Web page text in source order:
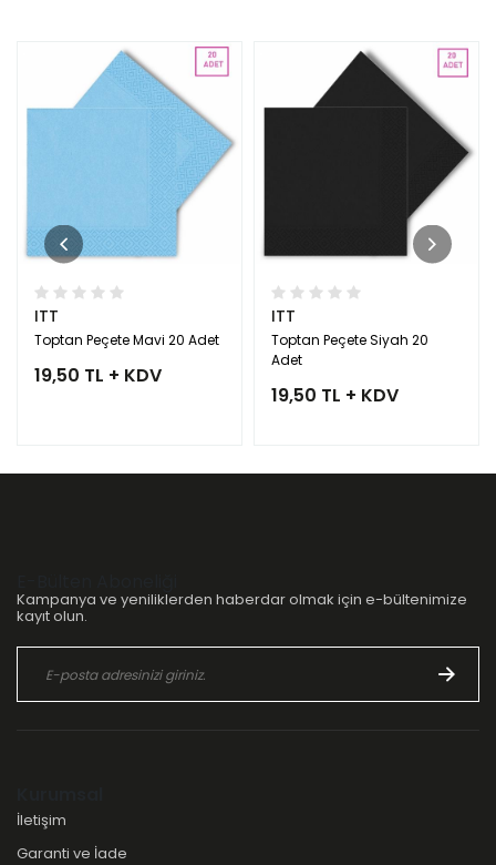
ITT
Toptan Peçete Mavi 20 Adet
19,50 TL + KDV
ITT
Toptan Peçete Siyah 20
Adet
19,50 TL + KDV
Kampanya ve yeniliklerden haberdar olmak için e-bültenimize
kayıt olun.
İletişim
Garanti ve İade